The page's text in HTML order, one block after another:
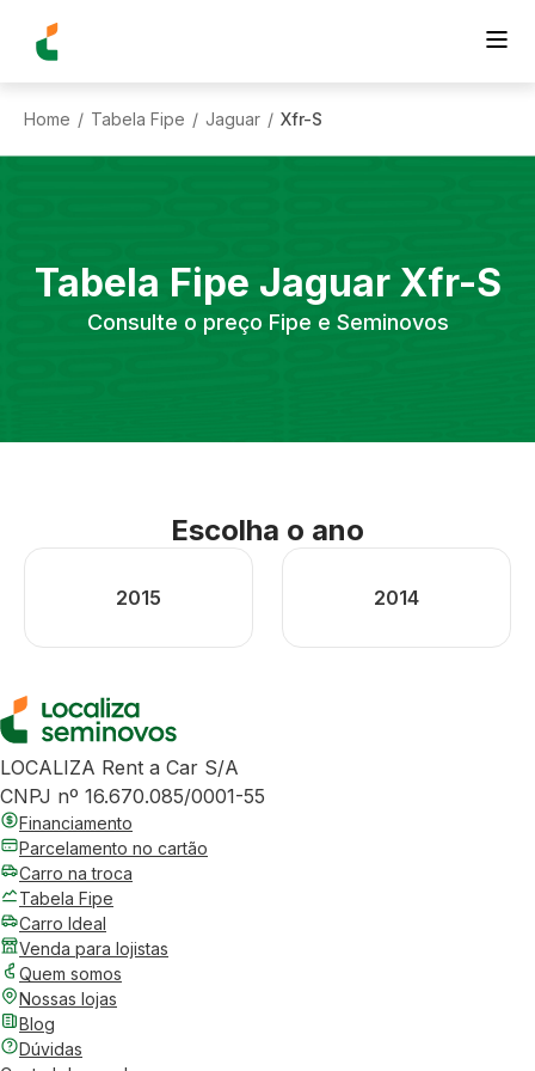
Home / Tabela Fipe / Jaguar / Xfr-S
Tabela Fipe Jaguar Xfr-S
Consulte o preço Fipe e Seminovos
Escolha o ano
2015 2014
LOCALIZA Rent a Car S/A
CNPJ nº 16.670.085/0001-55
Financiamento
Parcelamento no cartão
Carro na troca
Tabela Fipe
Carro Ideal
Venda para lojistas
Quem somos
Nossas lojas
Blog
Dúvidas